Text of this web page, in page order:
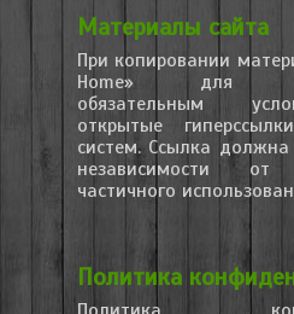
Материалы сайта
При копировании
Home» для
обязательным
открытые
систем. Ссылка
независимости
частичного
Политика